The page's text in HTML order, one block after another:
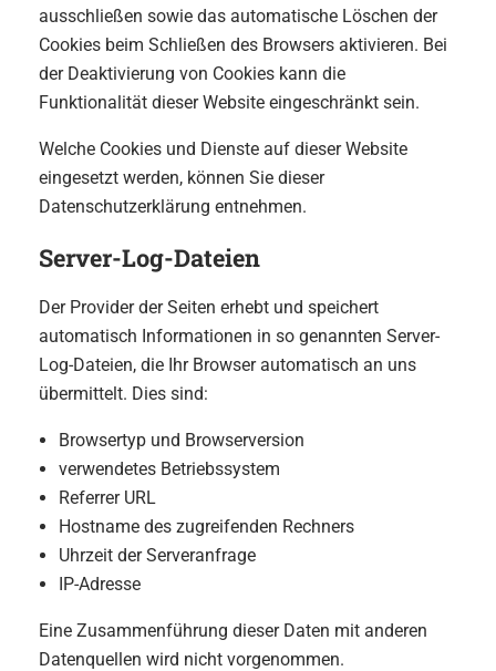
ausschließen sowie das automatische Löschen der
Cookies beim Schließen des Browsers aktivieren. Bei
der Deaktivierung von Cookies kann die
Funktionalität dieser Website eingeschränkt sein.
Welche Cookies und Dienste auf dieser Website
eingesetzt werden, können Sie dieser
Datenschutzerklärung entnehmen.
Server-Log-Dateien
Der Provider der Seiten erhebt und speichert
automatisch Informationen in so genannten Server-
Log-Dateien, die Ihr Browser automatisch an uns
übermittelt. Dies sind:
Browsertyp und Browserversion
verwendetes Betriebssystem
Referrer URL
Hostname des zugreifenden Rechners
Uhrzeit der Serveranfrage
IP-Adresse
Eine Zusammenführung dieser Daten mit anderen
Datenquellen wird nicht vorgenommen.